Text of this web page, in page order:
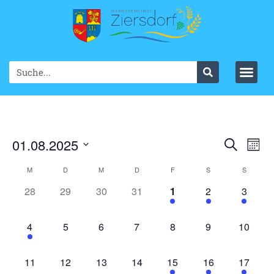
UND
Suche
01.08.2025
wählen.
KALENDER
VON
VERANSTALTUNGEN
M D M D F S S
0 Veranstaltungen,
28 0 Veranstaltungen,
29 0 Veranstaltungen,
30 0 Veranstaltungen,
31 1 Veranstaltung,
1 2
2 1
3
1 Veranstaltung,
4 0 Veranstaltungen,
5 0 Veranstaltungen,
6 0 Veranstaltungen,
7 0 Veranstaltungen,
8 0
9 0
10
0 Veranstaltungen,
11 0 Veranstaltungen,
12 0 Veranstaltungen,
13 0 Veranstaltungen,
14 2 Veranstaltungen,
15 1 Veranstaltung,
16 1
17